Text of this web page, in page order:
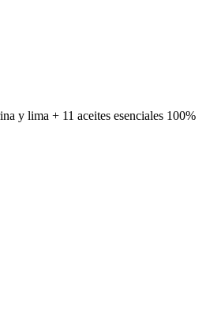
y lima + 11 aceites esenciales 100%